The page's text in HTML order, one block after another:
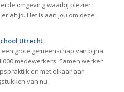
omgeving waarbij plezier
altijd. Het is aan jou om deze
Utrecht
een grote gemeenschap van bijna
medewerkers. Samen werken
en met elkaar aan
van nu.